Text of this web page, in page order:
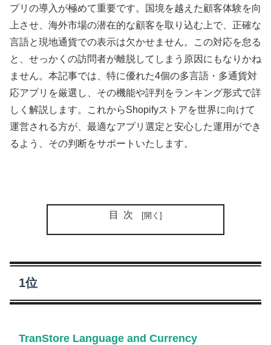
プリの導入が極めて重要です。国境を越えた顧客体験を向
上させ、海外市場の潜在的な顧客を取り込む上で、正確な
言語と現地通貨での表示は欠かせません。この対応を怠る
と、せっかくの訪問者が離脱してしまう原因にもなりかね
ません。本記事では、特に優れた4個の多言語・多通貨対
応アプリを厳選し、その機能や評判をランキング形式で詳
しく解説します。これからShopifyストアを世界に向けて
運営される方が、最適なアプリ選定と安心した運用ができ
るよう、その判断をサポートいたします。
目次
1位
TranStore Language and Currency